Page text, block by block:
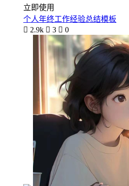
立即使用
个人年终工作经验总结模板
 2.9k  3  0